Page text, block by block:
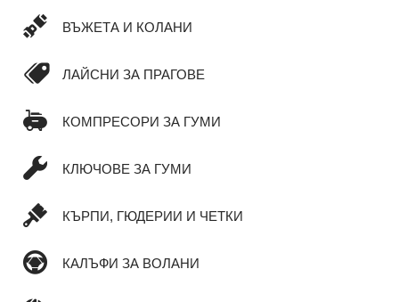
ВЪЖЕТА И КОЛАНИ
ЛАЙСНИ ЗА ПРАГОВЕ
КОМПРЕСОРИ ЗА ГУМИ
КЛЮЧОВЕ ЗА ГУМИ
КЪРПИ, ГЮДЕРИИ И ЧЕТКИ
КАЛЪФИ ЗА ВОЛАНИ